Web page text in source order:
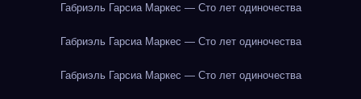
Габриэль Гарсиа Маркес — Сто лет одиночества
Габриэль Гарсиа Маркес — Сто лет одиночества
Габриэль Гарсиа Маркес — Сто лет одиночества